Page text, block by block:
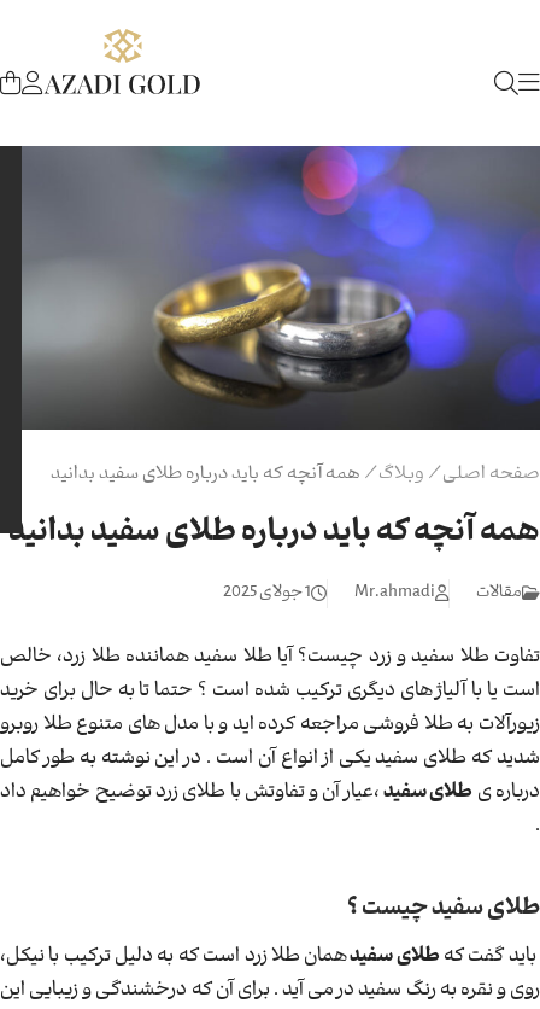
صفحه اصلی/ وبلاگ/ همه آنچه که باید درباره طلای سفید بدانید
همه آنچه که باید درباره طلای سفید بدانید
مقالات Mr.ahmadi 1 جولای 2025
تفاوت طلا سفید و زرد چیست؟ آیا طلا سفید هماننده طلا زرد، خالص
است یا با آلیاژ های دیگری ترکیب شده است ؟ حتما تا به حال برای خرید
زیورآلات به طلا فروشی مراجعه کرده اید و با مدل های متنوع طلا روبرو
شدید که طلای سفید یکی از انواع آن است . در این نوشته به طور کامل
درباره ی طلای سفید،عیار آن و تفاوتش با طلای زرد توضیح خواهیم داد
.
طلای سفید چیست ؟
باید گفت که طلای سفیدهمان طلا زرد است که به دلیل ترکیب با نیکل،
روی و نقره به رنگ سفید در می آید . برای آن که درخشندگی و زیبایی این